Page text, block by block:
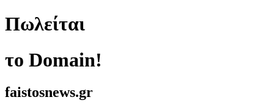
Πωλείται
το Domain!
faistosnews.gr